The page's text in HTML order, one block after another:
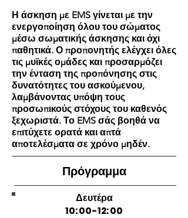
Η άσκηση με EMS γίνεται με την
ενεργοποίηση όλου του σώματος
μέσω σωματικής άσκησης και όχι
παθητικά. Ο προπονητής ελέγχει όλες
τις μυϊκές ομάδες και προσαρμόζει
την ένταση της προπόνησης στις
δυνατότητες του ασκούμενου,
λαμβάνοντας υπόψη τους
προσωπικούς στόχους του καθενός
ξεχωριστά. Το EMS σάς βοηθά να
επιτύχετε ορατά και απτά
αποτελέσματα σε χρόνο μηδέν.
Πρόγραμμα
Δευτέρα
10:00-12:00